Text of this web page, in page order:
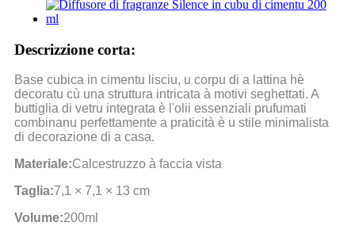
Descrizzione corta:
Base cubica in cimentu lisciu, u corpu di a lattina hè
decoratu cù una struttura intricata à motivi seghettati. A
buttiglia di vetru integrata è l'olii essenziali prufumati
combinanu perfettamente a praticità è u stile minimalista
di decorazione di a casa.
Materiale:Calcestruzzo à faccia vista
Taglia:7,1 × 7,1 × 13 cm
Volume:200ml